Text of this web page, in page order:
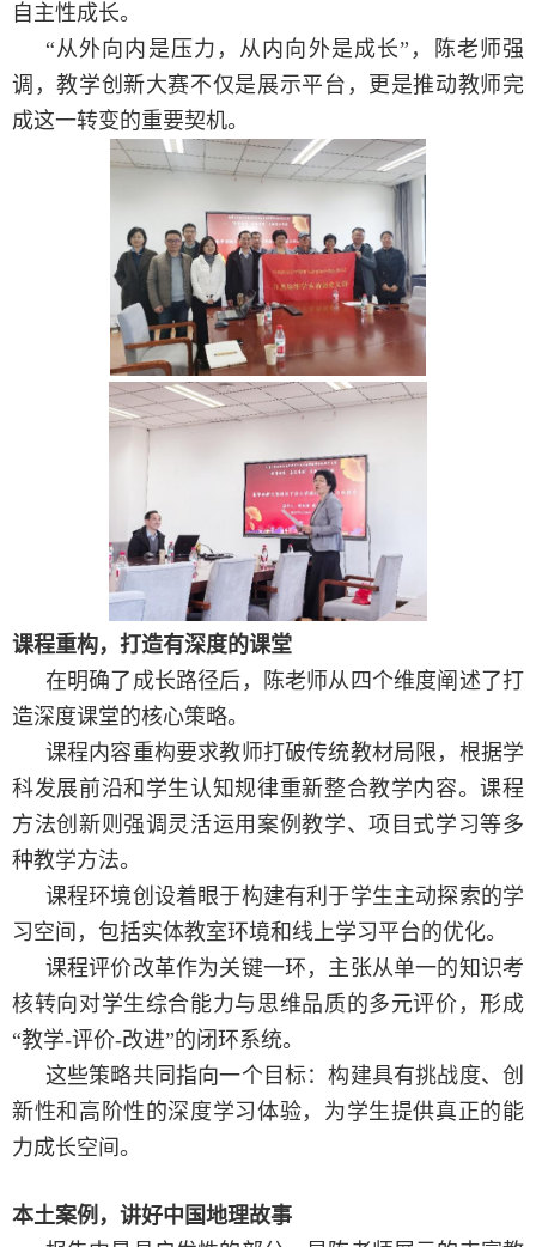
自主性成长。
“从外向内是压力，从内向外是成长”，陈老师强
调，教学创新大赛不仅是展示平台，更是推动教师完
成这一转变的重要契机。
课程重构，打造有深度的课堂
在明确了成长路径后，陈老师从四个维度阐述了打
造深度课堂的核心策略。
课程内容重构要求教师打破传统教材局限，根据学
科发展前沿和学生认知规律重新整合教学内容。课程
方法创新则强调灵活运用案例教学、项目式学习等多
种教学方法。
课程环境创设着眼于构建有利于学生主动探索的学
习空间，包括实体教室环境和线上学习平台的优化。
课程评价改革作为关键一环，主张从单一的知识考
核转向对学生综合能力与思维品质的多元评价，形成
“教学-评价-改进”的闭环系统。
这些策略共同指向一个目标：构建具有挑战度、创
新性和高阶性的深度学习体验，为学生提供真正的能
力成长空间。
本土案例，讲好中国地理故事